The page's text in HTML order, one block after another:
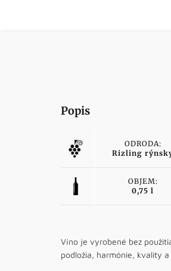
Popis
ODRODA:
Rizling
OBJEM:
0,75 l
Víno je vyrobené bez
podložia, harmónie, kvality